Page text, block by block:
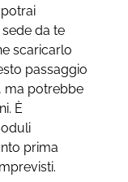
da te
scaricarlo
passaggio
ma potrebbe
È
prima